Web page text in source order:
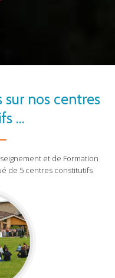
sur nos centres
...
et de Formation
de 5 centres constitutifs